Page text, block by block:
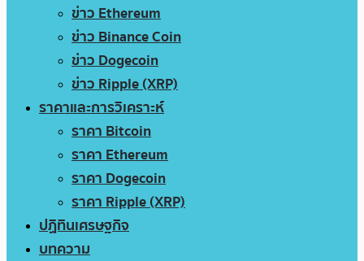
ข่าว Ethereum
ข่าว Binance Coin
ข่าว Dogecoin
ข่าว Ripple (XRP)
ราคาและการวิเคราะห์
ราคา Bitcoin
ราคา Ethereum
ราคา Dogecoin
ราคา Ripple (XRP)
ปฏิทินเศรษฐกิจ
บทความ